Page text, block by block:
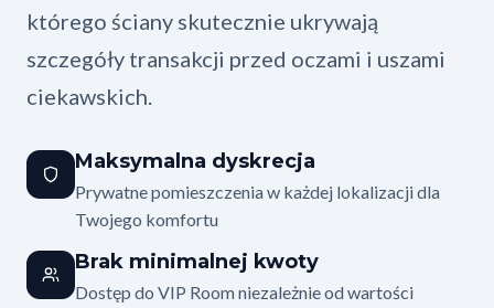
którego ściany skutecznie ukrywają
szczegóły transakcji przed oczami i uszami
ciekawskich.
Maksymalna dyskrecja
Prywatne pomieszczenia w każdej lokalizacji dla
Twojego komfortu
Brak minimalnej kwoty
Dostęp do VIP Room niezależnie od wartości